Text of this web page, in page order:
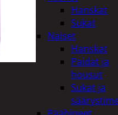
Hanskat
Sukat
Naiset
Hanskat
Paidat ja
housut
Sukat ja